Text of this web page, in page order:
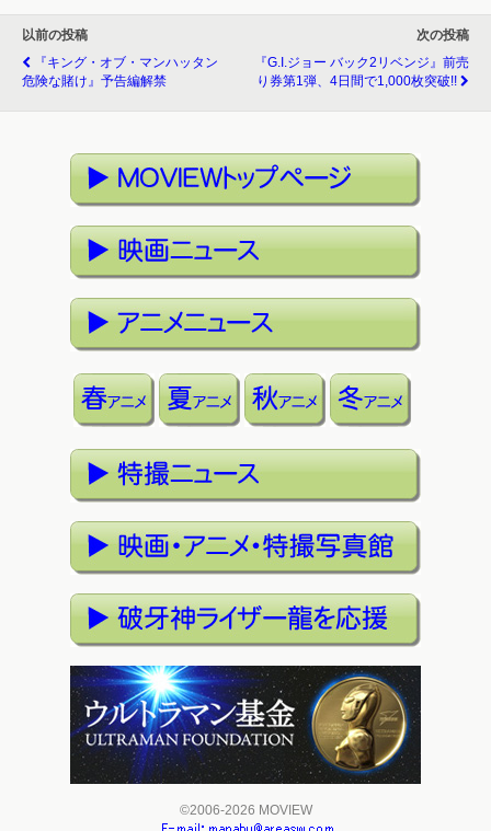
以前の投稿
『キング・オブ・マンハッタン
危険な賭け』予告編解禁
次の投稿
『G.I.ジョー バック2リベンジ』前売
り券第1弾、4日間で1,000枚突破!!
©2006-2026 MOVIEW